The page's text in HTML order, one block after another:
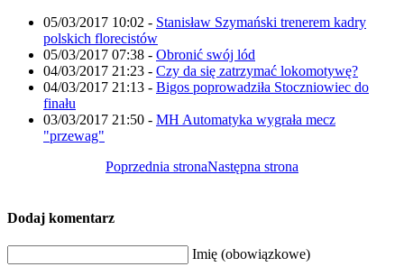
05/03/2017 10:02 - Stanisław Szymański trenerem kadry
polskich florecistów
05/03/2017 07:38 - Obronić swój lód
04/03/2017 21:23 - Czy da się zatrzymać lokomotywę?
04/03/2017 21:13 - Bigos poprowadziła Stoczniowiec do
finału
03/03/2017 21:50 - MH Automatyka wygrała mecz
"przewag"
Poprzednia stronaNastępna strona
Dodaj komentarz
Imię (obowiązkowe)